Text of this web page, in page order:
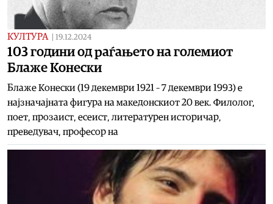
КУЛТУРА 19.12.2024
103 години од раѓањето на големиот
Блаже Конески
Блаже Конески (19 декември 1921 – 7 декември 1993) е
најзначајната фигура на македонскиот 20 век. Филолог,
поет, прозаист, есеист, литературен историчар,
преведувач, професор на